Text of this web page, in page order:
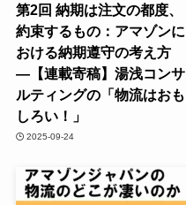
第2回 納期は注文の都度、
約束するもの：アマゾンに
おける納期遵守の考え方
―【連載寄稿】湯浅コンサ
ルティングの「物流はおも
しろい！」
2025-09-24